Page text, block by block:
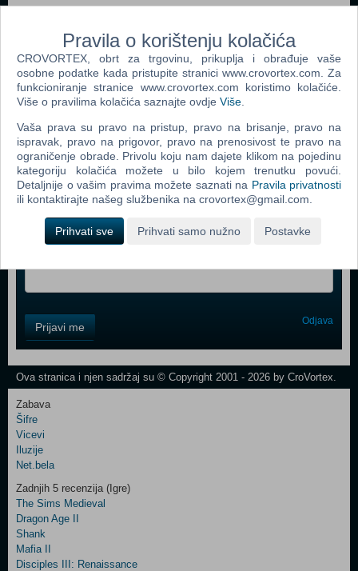
Smokey Robinson: Smokey & Friends
Twerk It Box Set Explicit Lyrics 3CD
Webshop newsletter
Ime i prezime
Field
One
Newsletter
Control
Field
Two
Newsletter
Control
Field
Three
Prijavi me Odjava
Ova stranica i njen sadržaj su © Copyright 2001 - 2026 by CroVortex.
Zabava
Šifre
Vicevi
Iluzije
Net.bela
Zadnjih 5 recenzija (Igre)
The Sims Medieval
Dragon Age II
Shank
Mafia II
Disciples III: Renaissance
Pravila o korištenju kolačića
CROVORTEX, obrt za trgovinu, prikuplja i obrađuje vaše
osobne podatke kada pristupite stranici www.crovortex.com. Za
funkcioniranje stranice www.crovortex.com koristimo kolačiće.
Više o pravilima kolačića saznajte ovdje Više
Vaša prava su pravo na pristup, pravo na brisanje, pravo na
ispravak, pravo na prigovor, pravo na prenosivost te pravo na
ograničenje obrade. Privolu koju nam dajete klikom na pojedinu
kategoriju kolačića možete u bilo kojem trenutku povući.
Detaljnije o vašim pravima možete saznati na Pravila privatnosti
ili kontaktirajte našeg službenika na crovortex@gmail.com.
Prihvati sve Prihvati samo nužno Postavke